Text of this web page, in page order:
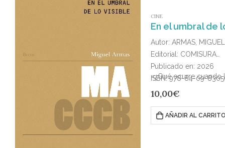
CINE
Autor: ARMAS, MIGUEL
Editorial: COMISURA
Publicado en: 2026
ISBN: 978-84-09-
«¿Qué ocurre cuando
10,00€
AÑADIR AL CARRITO